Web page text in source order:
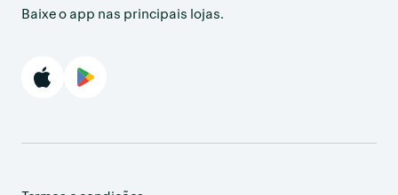
Baixe o app nas principais lojas.